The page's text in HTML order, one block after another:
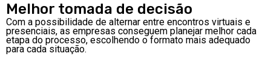
Melhor tomada de decisão
Com a possibilidade de alternar entre encontros virtuais e
presenciais, as empresas conseguem planejar melhor cada
etapa do processo, escolhendo o formato mais adequado
para cada situação.